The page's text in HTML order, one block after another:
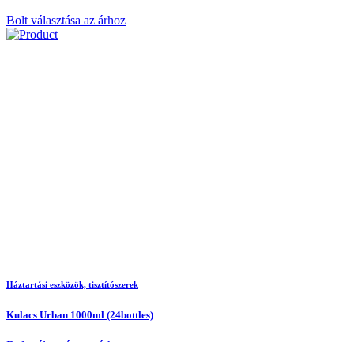
Bolt választása az árhoz
Háztartási eszközök, tisztítószerek
Kulacs Urban 1000ml (24bottles)